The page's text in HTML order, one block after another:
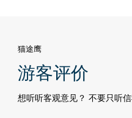
猫途鹰
游客评价
想听听客观意见？ 不要只听